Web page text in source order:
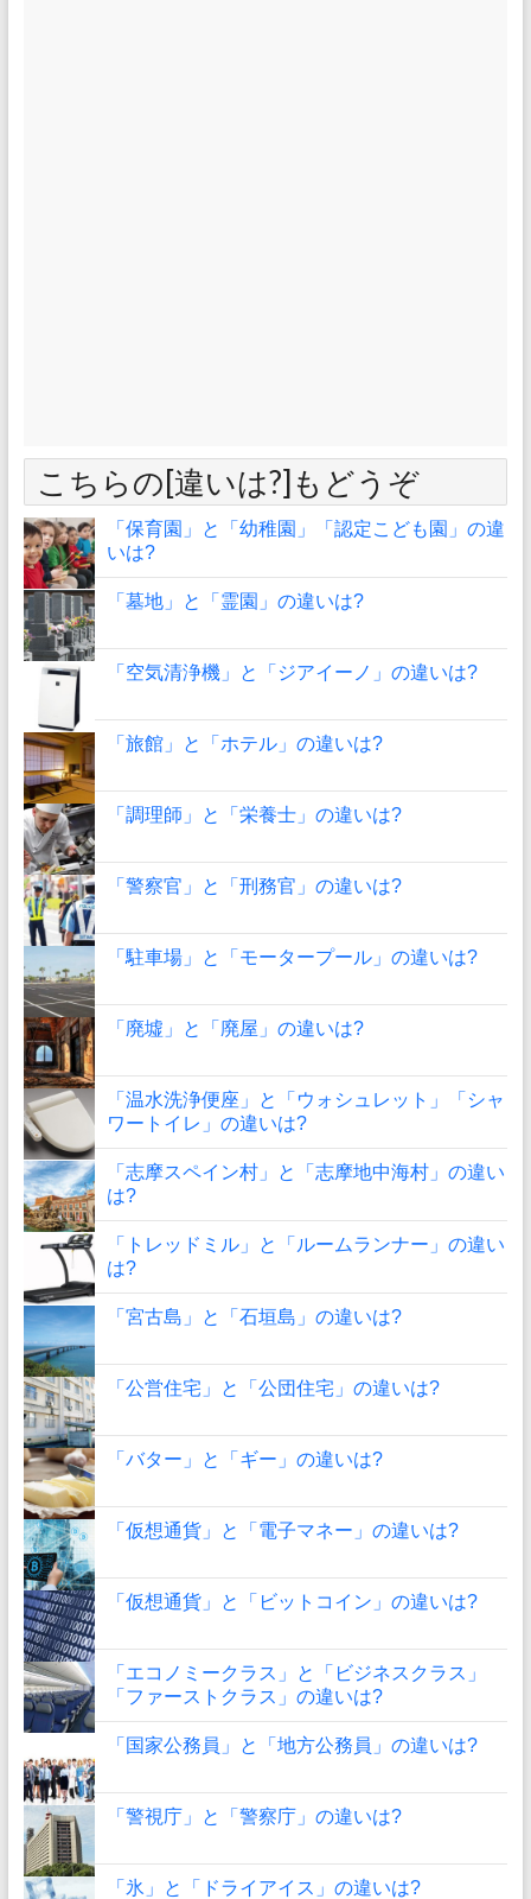
こちらの[違いは?]もどうぞ
「保育園」と「幼稚園」「認定こども園」の違
いは?
「墓地」と「霊園」の違いは?
「空気清浄機」と「ジアイーノ」の違いは?
「旅館」と「ホテル」の違いは?
「調理師」と「栄養士」の違いは?
「警察官」と「刑務官」の違いは?
「駐車場」と「モータープール」の違いは?
「廃墟」と「廃屋」の違いは?
「温水洗浄便座」と「ウォシュレット」「シャ
ワートイレ」の違いは?
「志摩スペイン村」と「志摩地中海村」の違い
は?
「トレッドミル」と「ルームランナー」の違い
は?
「宮古島」と「石垣島」の違いは?
「公営住宅」と「公団住宅」の違いは?
「バター」と「ギー」の違いは?
「仮想通貨」と「電子マネー」の違いは?
「仮想通貨」と「ビットコイン」の違いは?
「エコノミークラス」と「ビジネスクラス」
「ファーストクラス」の違いは?
「国家公務員」と「地方公務員」の違いは?
「警視庁」と「警察庁」の違いは?
「氷」と「ドライアイス」の違いは?